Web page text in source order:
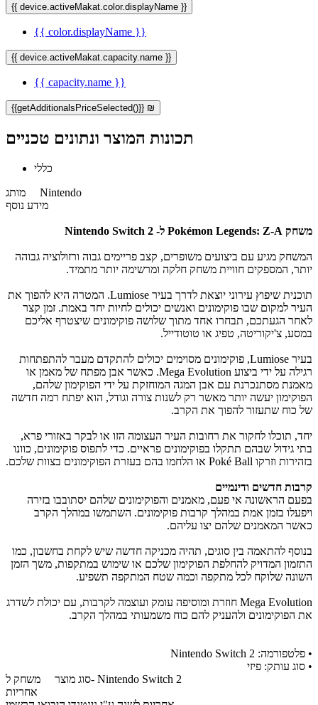
{{ device.activeMakat.color.displayName }}
{{ color.displayName }}
{{ device.activeMakat.capacity.name }}
{{ capacity.name }}
{{getAdditionalsPriceSelected()}} ₪
תכונות המוצר ונתונים טכניים
כללי
מותג Nintendo
מידע נוסף
משחק Pokémon Legends: Z-A ל- Nintendo Switch 2
המשחק מגיע עם ביצועים משופרים, קצב פריימים גבוה ורזולוציה גבוהה
יותר, המספקים חוויית משחק חלקה ומרשימה יותר מתמיד.
תוכנית שיפוץ עירוני יוצאת לדרך בעיר Lumiose. המטרה היא להפוך את
העיר למקום שבו פוקימונים ואנשים יכולים לחיות יחד באמת. זמן קצר
לאחר הגעתכם, תבחרו אחד מתוך שלושה פוקימונים שיצטרף אליכם
במסע, צ'יקוריטה, טפיג או טוטודייל.
בעיר Lumiose, פוקימונים מסוימים יכולים להתקדם מעבר להתפתחות
רגילה על ידי ביצוע Mega Evolution. כאשר אבן מפתח של מאמן או
מאמנת מסתנכרנת עם אבן המגה המוחזקת על ידי הפוקימון שלהם,
הפוקימון יעשה יותר מאשר רק לשנות צורה וגודל, הוא יפתח רמה חדשה
של כוח שתעזור להפוך את הקרב.
יחד, תוכלו לחקור את רחובות העיר העצומה הזו או לבקר באזורי פרא,
בתי גידול שבהם תתקלו בפוקימונים פראיים. כדי לתפוס פוקימונים, כוונו
בזהירות וזרקו Poké Ball או הלחמו בהם בעזרת הפוקימונים בצוות שלכם.
קרבות חדשים ודינמיים
בפעם הראשונה אי פעם, מאמנים והפוקימונים שלהם יסתובבו בזירה
ויפעלו בזמן אמת במהלך קרבות פוקימונים. השתמשו במהלך הקרב
כאשר המאמנים שלהם יצו עליהם.
בנוסף להתאמה בין סוגים, תהיה מכניקה חדשה שיש לקחת בחשבון, כמו
התזמון המדויק להחלפת הפוקימון שלכם או שימוש במתקפות, משך הזמן
השונה שלוקח לכל מתקפה וכמה שטח המתקפה תשפיע.
Mega Evolution חוזרת ומוסיפה עומק ועוצמה לקרבות, עם יכולת לשדרג
את הפוקימונים ולהעניק להם כוח משמעותי במהלך הקרב.
• פלטפורמה: Nintendo Switch 2
• סוג עותק: פיזי
סוג מוצרמשחק ל- Nintendo Switch 2
אחריות